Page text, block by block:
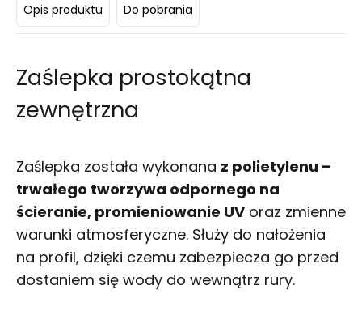
Opis produktu Do pobrania
Zaślepka prostokątna
zewnętrzna
Zaślepka została wykonana z polietylenu –
trwałego tworzywa odpornego na
ścieranie, promieniowanie UV oraz zmienne
warunki atmosferyczne. Służy do nałożenia
na profil, dzięki czemu zabezpiecza go przed
dostaniem się wody do wewnątrz rury.